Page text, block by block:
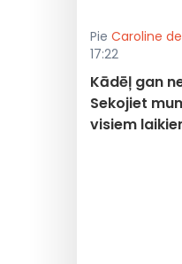
Pie Caroline
17:22
Kādēļ gan
Sekojiet
visiem